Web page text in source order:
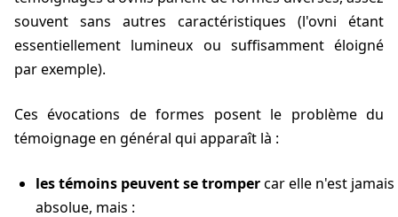
souvent sans autres caractéristiques (l'ovni étant
essentiellement lumineux ou suffisamment éloigné
par exemple).
Ces évocations de formes posent le problème du
témoignage en général qui apparaît là :
les témoins peuvent se trompercar elle n'est jamais
absolue, mais :